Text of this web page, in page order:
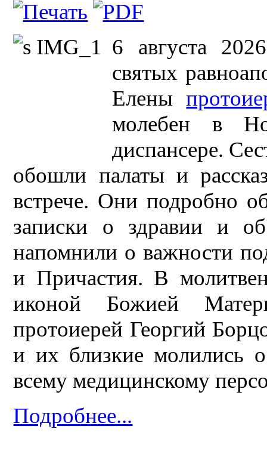
6 августа
святых
Елены
молебен в
диспансере.
обошли палаты и
встрече. Они подробно
записки о здравии и
напомнили о важности
и Причастия. В
иконой Божией
протоиерей Георгий
и их близкие молились
всему медицинскому
Подробнее...